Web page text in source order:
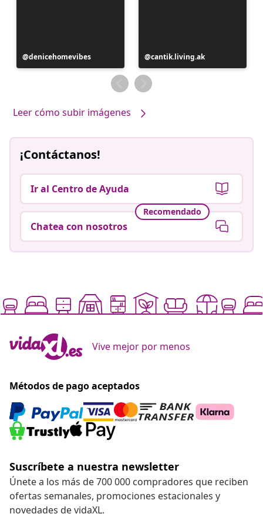
Publicación
realizada
denicehomevibes
Publicación
realizada
por
cantik.living.ak
Leer cómo subir imágenes
¡Contáctanos!
Ir al Centro de Ayuda
Recomendado
Chatea con nosotros
Vive mejor por menos
Métodos de pago aceptados
Suscríbete a nuestra newsletter
Únete a los más de 700 000 compradores que reciben
ofertas semanales, promociones estacionales y
novedades de vidaXL.